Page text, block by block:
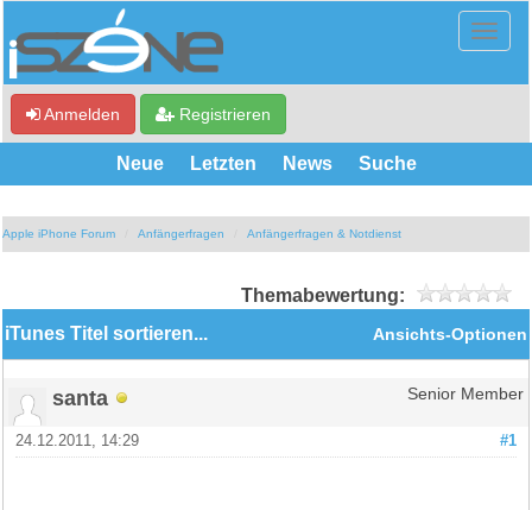
Anmelden Registrieren
Neue Letzten News Suche
Apple iPhone Forum Anfängerfragen Anfängerfragen & Notdienst
Themabewertung:
Ansichts-Optionen
iTunes Titel sortieren...
santa Senior Member
#1
24.12.2011, 14:29